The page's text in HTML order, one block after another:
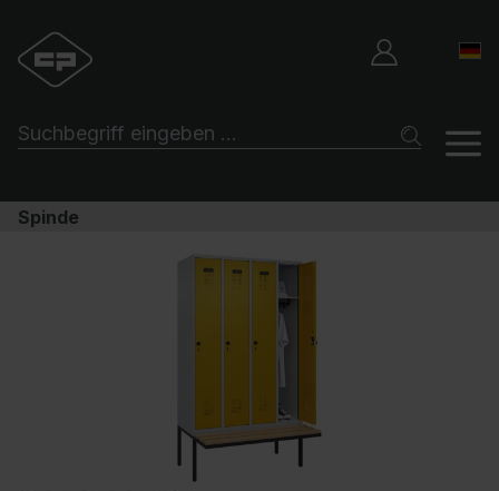
Spinde